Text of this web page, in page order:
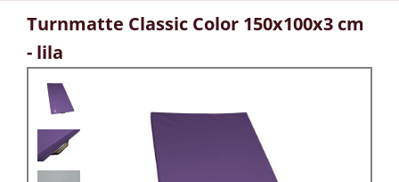
Turnmatte Classic Color 150x100x3 cm
- lila